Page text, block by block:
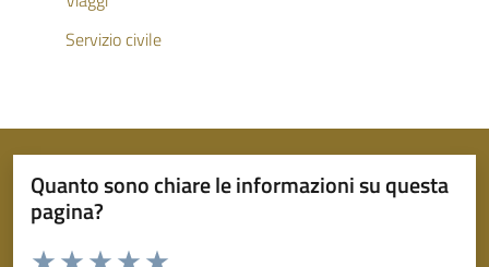
Servizio civile
Quanto sono chiare le informazioni su questa
pagina?
Valuta da 1 a 5 stelle la pagina